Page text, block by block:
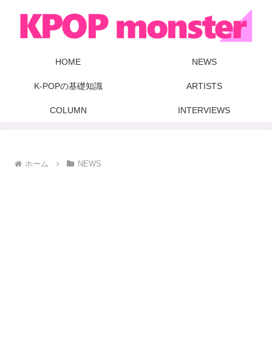
HOME NEWS
K-POPの基礎知識 ARTISTS
COLUMN INTERVIEWS
ホーム NEWS